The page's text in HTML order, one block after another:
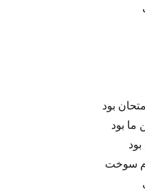
بود
ما بود
سوخت